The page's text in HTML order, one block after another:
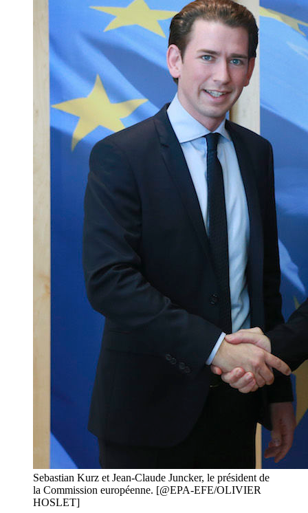
Sebastian Kurz et Jean-Claude Juncker, le président de
la Commission européenne. [@EPA-EFE/OLIVIER
HOSLET]